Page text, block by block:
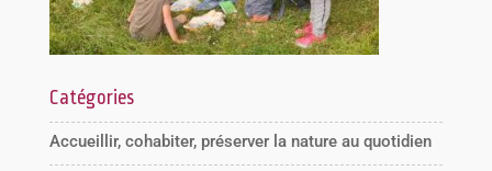
Catégories
Accueillir, cohabiter, préserver la nature au quotidien